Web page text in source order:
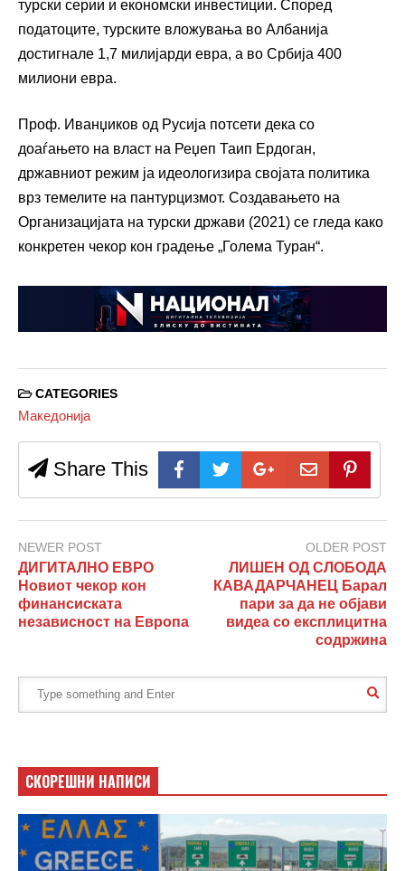
турски серии и економски инвестиции. Според
податоците, турските вложувања во Албанија
достигнале 1,7 милијарди евра, а во Србија 400
милиони евра.
Проф. Иванџиков од Русија потсети дека со
доаѓањето на власт на Реџеп Таип Ердоган,
државниот режим ја идеологизира својата политика
врз темелите на пантурцизмот. Создавањето на
Организацијата на турски држави (2021) се гледа како
конкретен чекор кон градење „Голема Туран“.
CATEGORIES
Македонија
Share This
NEWER POST
ДИГИТАЛНО ЕВРО
Новиот чекор кон
финансиската
независност на Европа
OLDER POST
ЛИШЕН ОД СЛОБОДА
КАВАДАРЧАНЕЦ Барал
пари за да не објави
видеа со експлицитна
содржина
СКОРЕШНИ НАПИСИ